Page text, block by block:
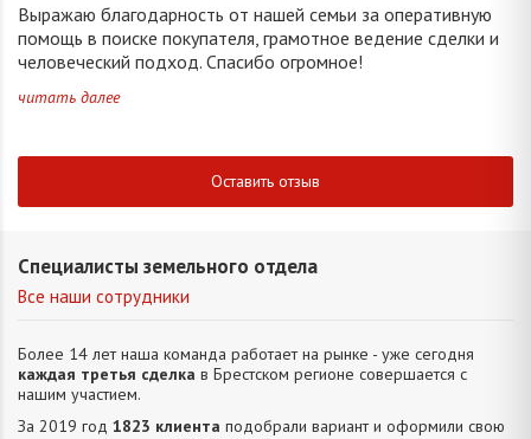
Выражаю благодарность от нашей семьи за оперативную
помощь в поиске покупателя, грамотное ведение сделки и
человеческий подход. Спасибо огромное!
читать далее
Оставить отзыв
Специалисты земельного отдела
Все наши сотрудники
Более 14 лет наша команда работает на рынке - уже сегодня
каждая третья сделка в Брестском регионе совершается с
нашим участием.
За 2019 год 1823 клиента подобрали вариант и оформили свою